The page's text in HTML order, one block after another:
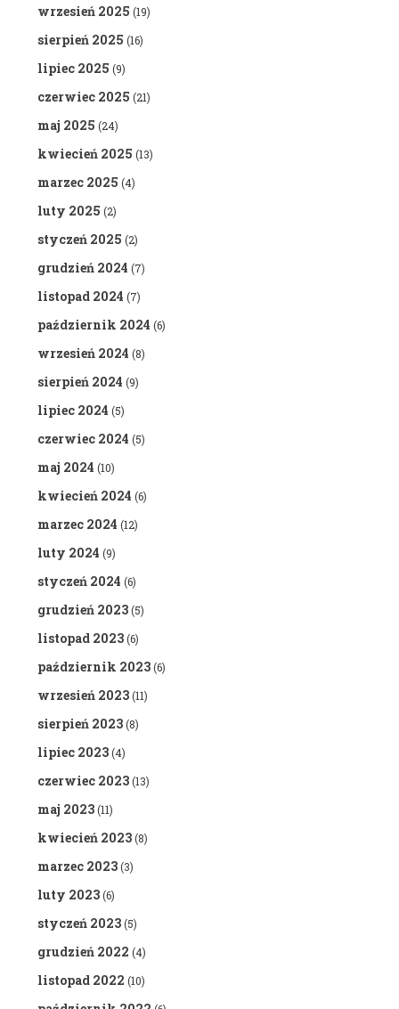
wrzesień 2025 (19)
sierpień 2025 (16)
lipiec 2025 (9)
czerwiec 2025 (21)
maj 2025 (24)
kwiecień 2025 (13)
marzec 2025 (4)
luty 2025 (2)
styczeń 2025 (2)
grudzień 2024 (7)
listopad 2024 (7)
październik 2024 (6)
wrzesień 2024 (8)
sierpień 2024 (9)
lipiec 2024 (5)
czerwiec 2024 (5)
maj 2024 (10)
kwiecień 2024 (6)
marzec 2024 (12)
luty 2024 (9)
styczeń 2024 (6)
grudzień 2023(5)
listopad 2023(6)
październik 2023(6)
wrzesień 2023(11)
sierpień 2023(8)
lipiec 2023(4)
czerwiec 2023(13)
maj 2023(11)
kwiecień 2023(8)
marzec 2023(3)
luty 2023(6)
styczeń 2023(5)
grudzień 2022 (4)
listopad 2022 (10)